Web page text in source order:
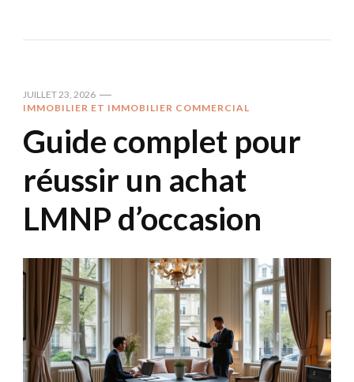
JUILLET 23, 2026
IMMOBILIER ET IMMOBILIER COMMERCIAL
Guide complet pour
réussir un achat
LMNP d’occasion